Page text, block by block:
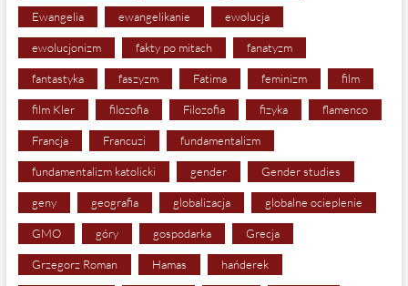
Ewangelia ewangelikanie ewolucja
ewolucjonizm fakty po mitach fanatyzm
fantastyka faszyzm Fatima feminizm film
film Kler filozofia Filozofia fizyka flamenco
Francja Francuzi fundamentalizm
fundamentalizm katolicki gender Gender studies
geny geografia globalizacja globalne ocieplenie
GMO góry gospodarka Grecja
Grzegorz Roman Hamas hańderek